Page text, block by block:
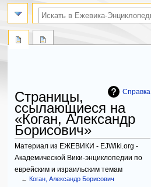
Справка
Страницы,
ссылающиеся на
«Коган, Александр
Борисович»
Материал из ЕЖЕВИКИ - EJWiki.org -
Академической Вики-энциклопедии по
еврейским и израильским темам
←Коган, Александр Борисович
поиск по словам